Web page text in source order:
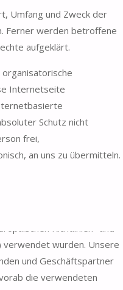
Umfang und Zweck der
Ferner werden betroffene
aufgeklärt.
Internetseite
Schutz nicht
frei,
an uns zu übermitteln.
Richtlinien- und
verwendet wurden. Unsere
und Geschäftspartner
die verwendeten